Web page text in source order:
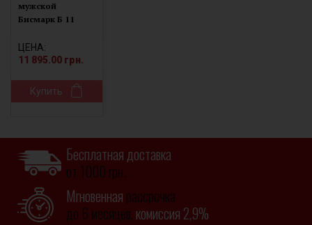
мужской
Бисмарк Б 11
ЦЕНА:
11 895.00 грн.
Купить
Бесплатная доставка
от 1000 грн.
Мгновенная рассрочка
до 6 месяцев, комиссия 2,9%